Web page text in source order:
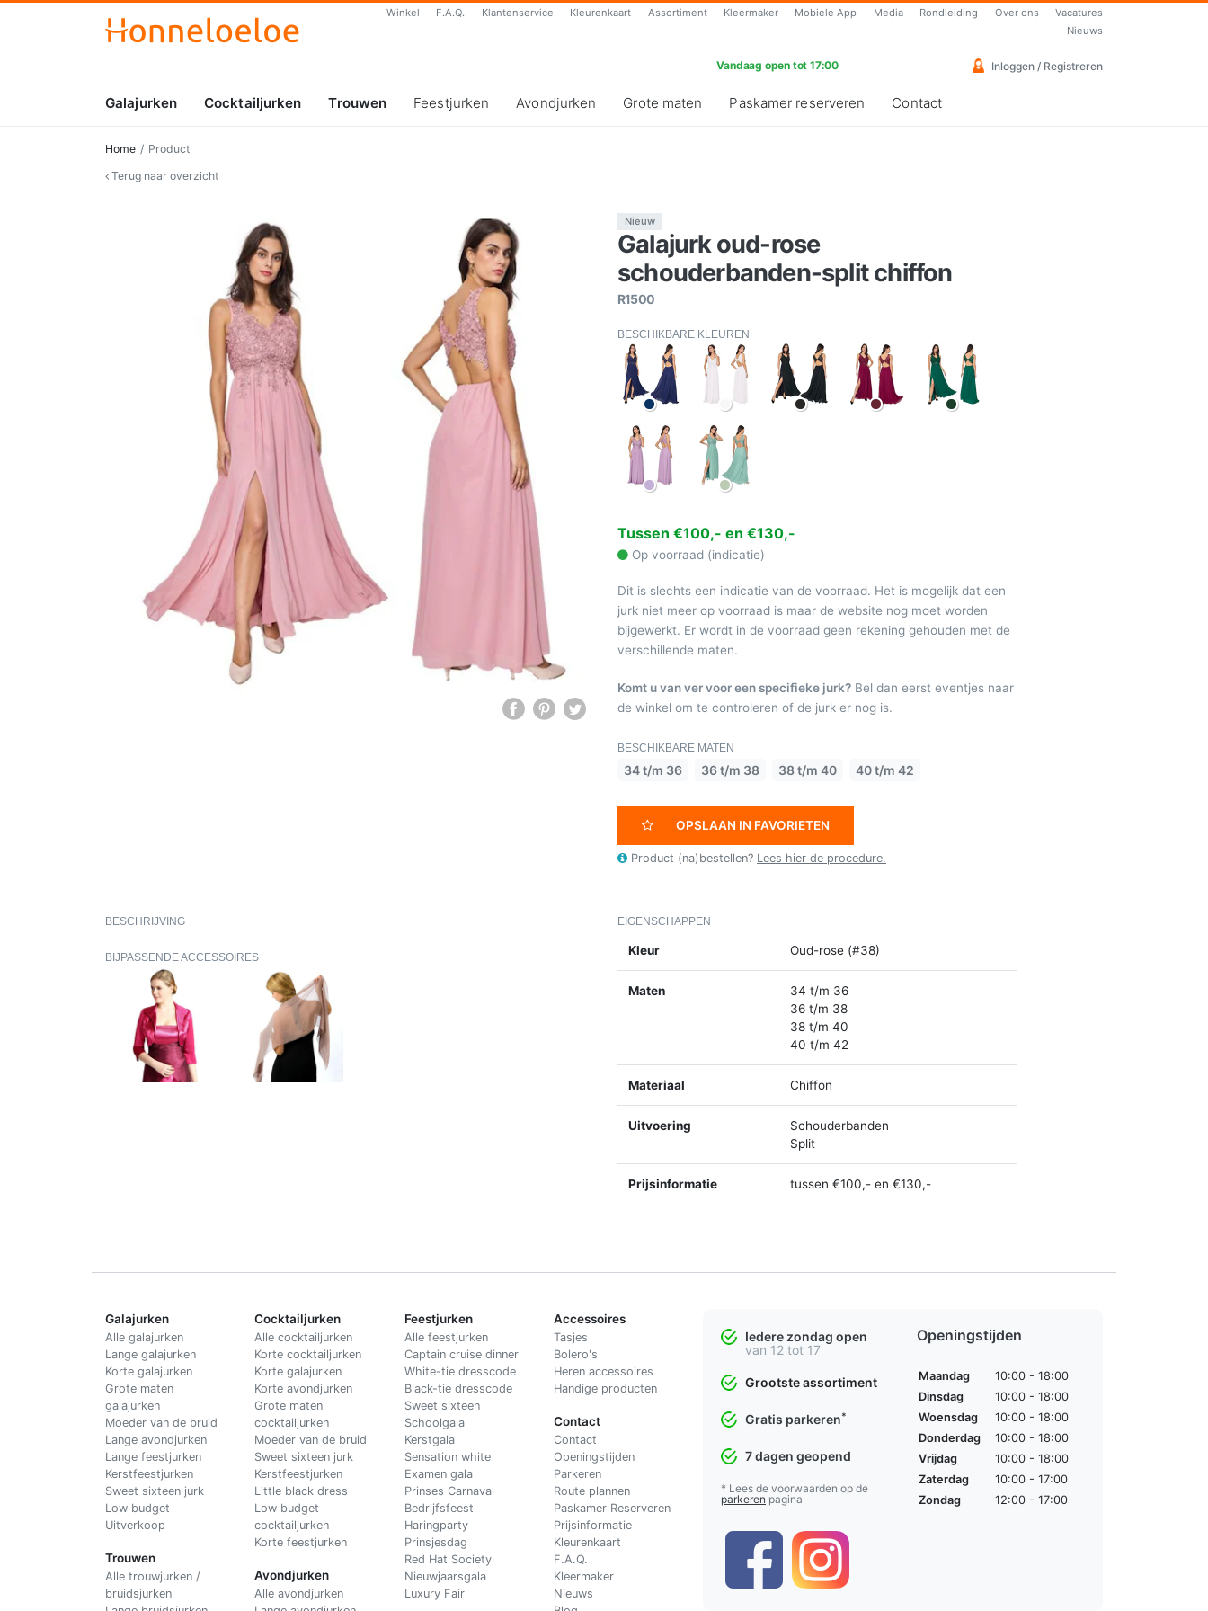
Winkel F.A.Q. Klantenservice Kleurenkaart Assortiment Kleermaker Mobiele App Media Rondleiding Over ons
Vacatures
Nieuws
Vandaag open tot 17:00 Inloggen / Registreren
Galajurken Cocktailjurken Trouwen Feestjurken Avondjurken Grote maten Paskamer reserveren Contact
Home
Product
Terug naar overzicht
Nieuw
Galajurk oud-rose
schouderbanden-split chiffon
R1500
BESCHIKBARE KLEUREN
Tussen €100,- en €130,-
Op voorraad (indicatie)
Dit is slechts een indicatie van de voorraad. Het is mogelijk dat een
jurk niet meer op voorraad is maar de website nog moet worden
bijgewerkt. Er wordt in de voorraad geen rekening gehouden met de
verschillende maten.
Komt u van ver voor een specifieke jurk? Bel dan eerst eventjes naar
de winkel om te controleren of de jurk er nog is.
BESCHIKBARE MATEN
34 t/m 36 36 t/m 38 38 t/m 40 40 t/m 42
OPSLAAN IN FAVORIETEN
Product (na)bestellen? Lees hier de procedure.
BESCHRIJVING
BIJPASSENDE ACCESSOIRES
EIGENSCHAPPEN
Kleur Oud-rose (#38)
Maten
34 t/m 36
36 t/m 38
38 t/m 40
40 t/m 42
Materiaal Chiffon
Uitvoering
Schouderbanden
Split
Prijsinformatie tussen €100,- en €130,-
Galajurken
Alle galajurken
Lange galajurken
Korte galajurken
Grote maten
galajurken
Moeder van de bruid
Lange avondjurken
Lange feestjurken
Kerstfeestjurken
Sweet sixteen jurk
Low budget
Uitverkoop
Trouwen
Alle trouwjurken /
bruidsjurken
Cocktailjurken
Alle cocktailjurken
Korte cocktailjurken
Korte galajurken
Korte avondjurken
Grote maten
cocktailjurken
Moeder van de bruid
Sweet sixteen jurk
Kerstfeestjurken
Little black dress
Low budget
cocktailjurken
Korte feestjurken
Avondjurken
Alle avondjurken
Feestjurken
Alle feestjurken
Captain cruise dinner
White-tie dresscode
Black-tie dresscode
Sweet sixteen
Schoolgala
Kerstgala
Sensation white
Examen gala
Prinses Carnaval
Bedrijfsfeest
Haringparty
Prinsjesdag
Red Hat Society
Nieuwjaarsgala
Luxury Fair
Accessoires
Tasjes
Bolero's
Heren accessoires
Handige producten
Contact
Contact
Openingstijden
Parkeren
Route plannen
Paskamer Reserveren
Prijsinformatie
Kleurenkaart
F.A.Q.
Kleermaker
Nieuws
Iedere zondag open
van 12 tot 17
Grootste assortiment
Gratis parkeren*
7 dagen geopend
* Lees de voorwaarden op de
parkeren pagina
Openingstijden
Maandag
10:00 - 18:00
Dinsdag
10:00 - 18:00
Woensdag
10:00 - 18:00
Donderdag
10:00 - 18:00
Vrijdag
10:00 - 18:00
Zaterdag
10:00 - 17:00
Zondag
12:00 - 17:00